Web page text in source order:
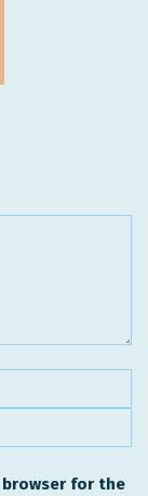
browser for the